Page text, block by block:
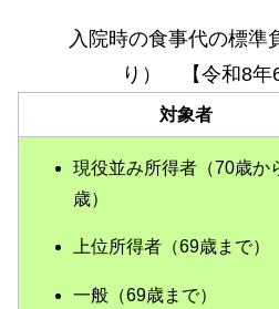
入院時の食事代の標準
り） 【令和8年6
対象者
現役並み所得者（70歳か
歳）
上位所得者（69歳まで）
一般（69歳まで）